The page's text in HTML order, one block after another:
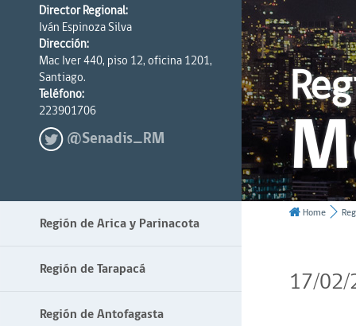
Director Regional:
Iván Espinoza Silva
Dirección:
Mac Iver 440, piso 12, oficina 1201,
Santiago.
Teléfono:
223901706
@Senadis_RM
Región de Arica y Parinacota
Región de Tarapacá
Región de Antofagasta
Home
17/